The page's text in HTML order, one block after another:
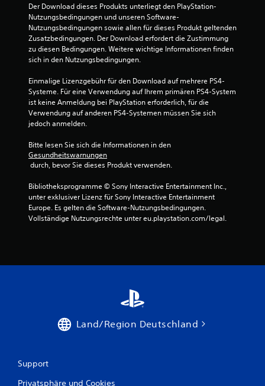
Der Download dieses Produkts unterliegt den PlayStation-
Nutzungsbedingungen und unseren Software-
Nutzungsbedingungen sowie allen für dieses Produkt geltenden
Zusatzbedingungen. Der Download erfordert die Zustimmung
zu diesen Bedingungen. Weitere wichtige Informationen finden
sich in den Nutzungsbedingungen.
Einmalige Lizenzgebühr für den Download auf mehrere PS4-
Systeme. Für eine Verwendung auf Ihrem primären PS4-System
ist keine Anmeldung bei PlayStation erforderlich, für die
Verwendung auf anderen PS4-Systemen müssen Sie sich
jedoch anmelden.
Bitte lesen Sie sich die Informationen in den
Gesundheitswarnungen
durch, bevor Sie dieses Produkt verwenden.
Bibliotheksprogramme © Sony Interactive Entertainment Inc.,
unter exklusiver Lizenz für Sony Interactive Entertainment
Europe. Es gelten die Software-Nutzungsbedingungen.
Vollständige Nutzungsrechte unter eu.playstation.com/legal.
Land/Region Deutschland
Support
Privatsphäre und Cookies